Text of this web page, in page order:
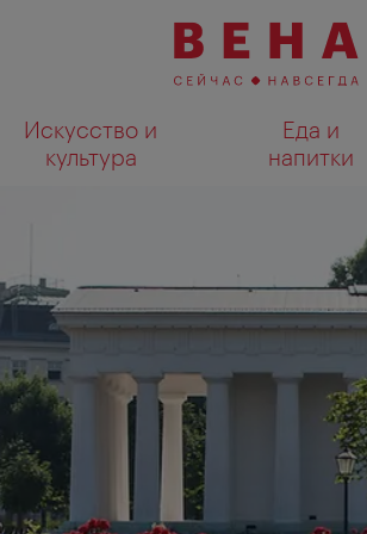
Искусство и
культура
Еда и
напитки
Показать